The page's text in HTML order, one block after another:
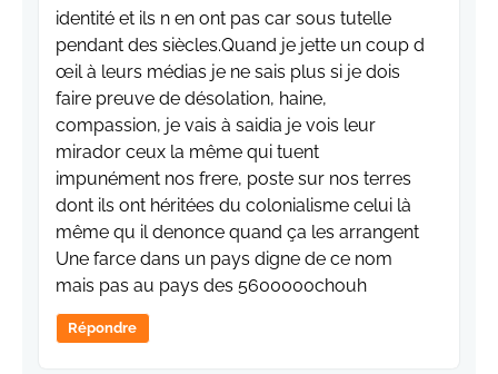
identité et ils n en ont pas car sous tutelle
pendant des siècles.Quand je jette un coup d
œil à leurs médias je ne sais plus si je dois
faire preuve de désolation, haine,
compassion, je vais à saidia je vois leur
mirador ceux la même qui tuent
impunément nos frere, poste sur nos terres
dont ils ont héritées du colonialisme celui là
même qu il denonce quand ça les arrangent
Une farce dans un pays digne de ce nom
mais pas au pays des 5600000chouh
Répondre